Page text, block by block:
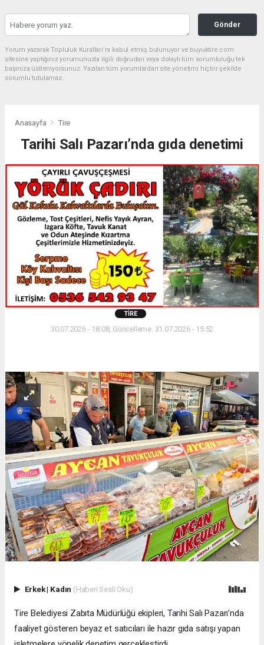
Gönder
Yorum yazarak Topluluk Kuralları’nı kabul etmiş bulunuyor ve buyuktire.com
sitesine yaptığınız yorumunuzla ilgili doğrudan veya dolaylı tüm sorumluluğu tek
başınıza üstleniyorsunuz. Yazılan tüm yorumlardan site yönetimi hiçbir şekilde
sorumlu tutulamaz.
Anasayfa Tire
Tarihi Salı Pazarı’nda gıda denetimi
TIRE
30.07.2026 - 18:08, Güncelleme: 31.07.2026 - 15:52
Erkek| Kadın (Haberi Sesli Oku)
Tire Belediyesi Zabıta Müdürlüğü ekipleri, Tarihi Salı Pazarı’nda
faaliyet gösteren beyaz et satıcıları ile hazır gıda satışı yapan